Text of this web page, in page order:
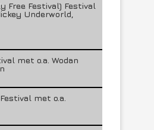
Free Festival) Festival
Underworld,
met o.a. Wodan
met o.a.